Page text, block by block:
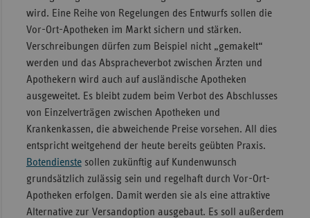
wird. Eine Reihe von Regelungen des Entwurfs sollen die
Vor-Ort-Apotheken im Markt sichern und stärken.
Verschreibungen dürfen zum Beispiel nicht „gemakelt“
werden und das Abspracheverbot zwischen Ärzten und
Apothekern wird auch auf ausländische Apotheken
ausgeweitet. Es bleibt zudem beim Verbot des Abschlusses
von Einzelverträgen zwischen Apotheken und
Krankenkassen, die abweichende Preise vorsehen. All dies
entspricht weitgehend der heute bereits geübten Praxis.
Botendienstesollen zukünftig auf Kundenwunsch
grundsätzlich zulässig sein und regelhaft durch Vor-Ort-
Apotheken erfolgen. Damit werden sie als eine attraktive
Alternative zur Versandoption ausgebaut. Es soll außerdem